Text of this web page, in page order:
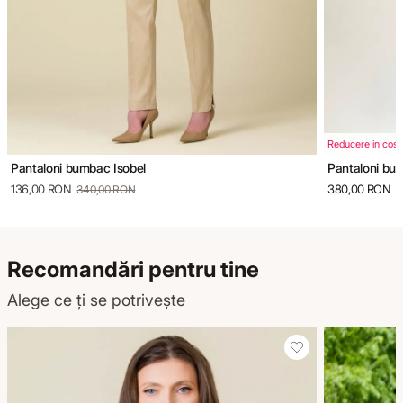
Pantaloni bumbac Isobel
136,00 RON 340,00 RON
Reducere in cos
Pantaloni
380,00 RON
Recomandări pentru tine
Alege ce ți se potrivește